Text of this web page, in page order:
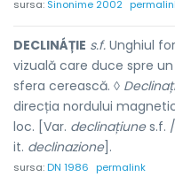
sursa: Sinonime 2002
DECLINÁȚIE s.f. Unghiul
vizuală care duce spre
sfera cerească. ◊
direcția nordului
loc. [Var. declinațiunes.f.
it. declinazione].
sursa:DN 1986 permalink